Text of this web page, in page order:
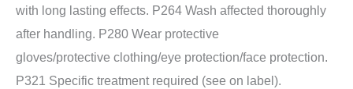
with long lasting effects. P264 Wash affected thoroughly
after handling. P280 Wear protective
gloves/protective clothing/eye protection/face protection.
P321 Specific treatment required (see on label).